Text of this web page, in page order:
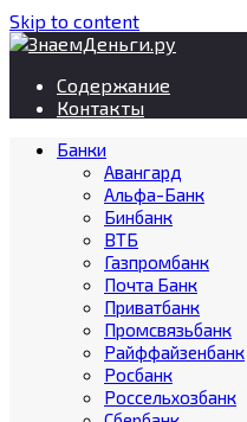
Skip to content
Содержание
Контакты
Банки
Авангард
Альфа-Банк
Бинбанк
ВТБ
Газпромбанк
Почта Банк
Приватбанк
Промсвязьбанк
Райффайзенбанк
Росбанк
Россельхозбанк